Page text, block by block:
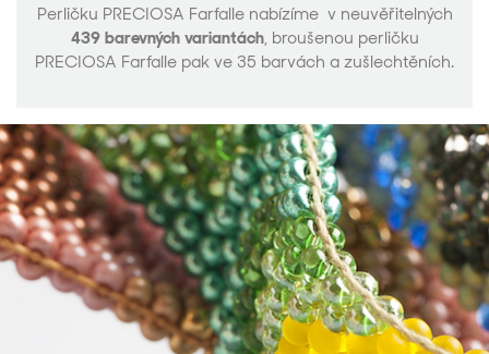
Perličku PRECIOSA Farfalle nabízíme v neuvěřitelných
439 barevných variantách, broušenou perličku
PRECIOSA Farfalle pak ve 35 barvách a zušlechtěních.